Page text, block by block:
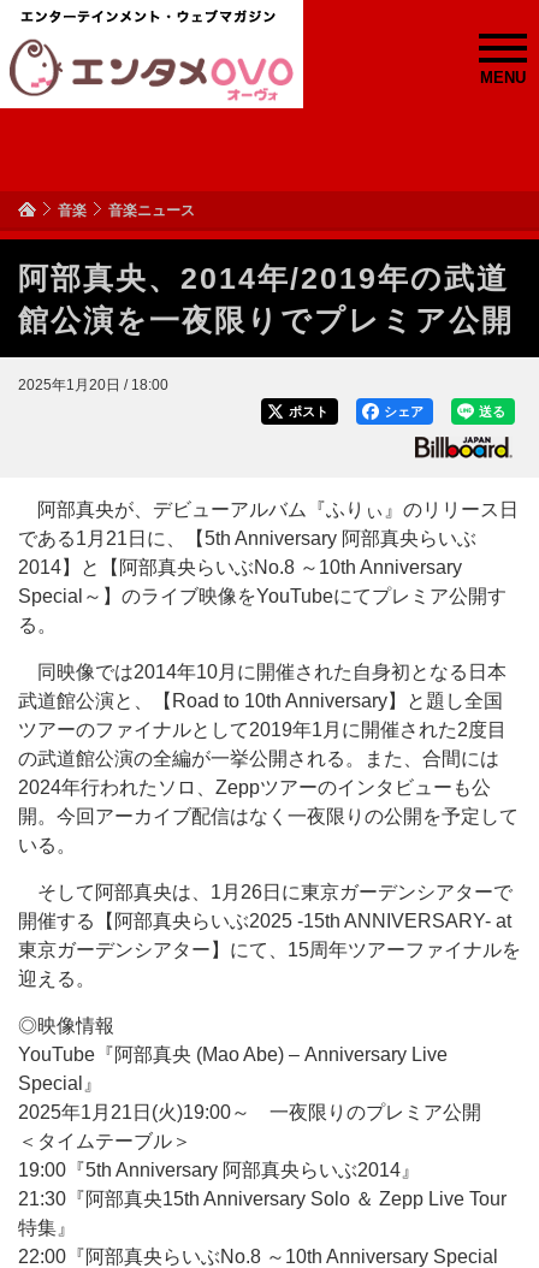
MENU
音楽 音楽ニュース
阿部真央、2014年/2019年の武道
館公演を一夜限りでプレミア公開
2025年1月20日 / 18:00
送る
シェア
ポスト
阿部真央が、デビューアルバム『ふりぃ』のリリース日
である1月21日に、【5th Anniversary 阿部真央らいぶ
2014】と【阿部真央らいぶNo.8 ～10th Anniversary
Special～】のライブ映像をYouTubeにてプレミア公開す
る。
同映像では2014年10月に開催された自身初となる日本
武道館公演と、【Road to 10th Anniversary】と題し全国
ツアーのファイナルとして2019年1月に開催された2度目
の武道館公演の全編が一挙公開される。また、合間には
2024年行われたソロ、Zeppツアーのインタビューも公
開。今回アーカイブ配信はなく一夜限りの公開を予定して
いる。
そして阿部真央は、1月26日に東京ガーデンシアターで
開催する【阿部真央らいぶ2025 -15th ANNIVERSARY- at
東京ガーデンシアター】にて、15周年ツアーファイナルを
迎える。
◎映像情報
YouTube『阿部真央 (Mao Abe) – Anniversary Live
Special』
2025年1月21日(火)19:00～ 一夜限りのプレミア公開
＜タイムテーブル＞
19:00『5th Anniversary 阿部真央らいぶ2014』
21:30『阿部真央15th Anniversary Solo ＆ Zepp Live Tour
特集』
22:00『阿部真央らいぶNo.8 ～10th Anniversary Special